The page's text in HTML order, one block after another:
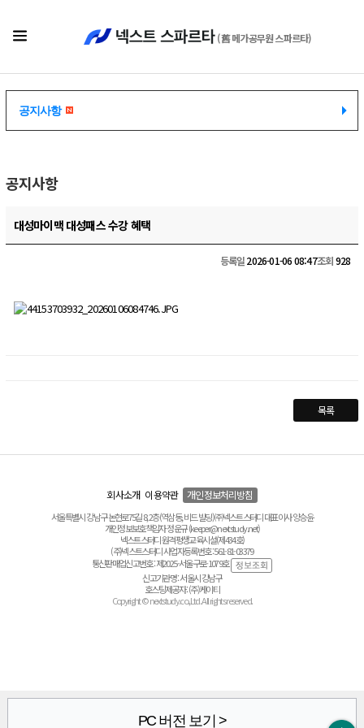
(舊 메가공무원 스파르타)
공지사항
공지사항
공지사항
대성마이맥 대성패스 수강 혜택
등록일2026-01-06 08:47조회928
목록
회사소개 이용약관 개인정보처리방침
서울특별시 강남구 논현로75길 8, 2층(역삼동, 비드 빌딩) ㈜넥스트스터디 대표이사 양승윤
개인정보보호책임자 정운규 (keeper@nextstudy.net)
넥스트스터디 원격평생교육시설(제434호)
(주)넥스트스터디 사업자등록번호 : 561-81-03379
통신판매업신고번호 : 제2025-서울구로-1079호
신고기관명 : 서울시 강남구
호스팅제공자 : (주)케이티
Copyright © nextstudy.co.,Ltd. All rights reserved.
PC 버전 보기 >